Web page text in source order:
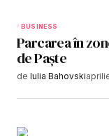
BUSINESS
Parcarea în
de Paște
de Iulia Bahovski